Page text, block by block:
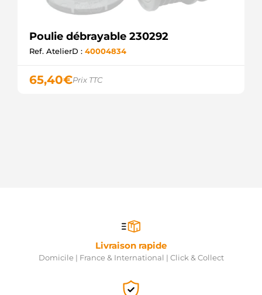
Poulie débrayable 230292
Ref. AtelierD : 40004834
65,40€Prix TTC
Livraison rapide
Domicile | France & International | Click & Collect